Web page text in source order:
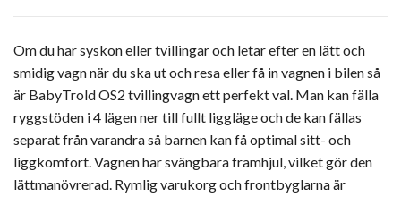
Om du har syskon eller tvillingar och letar efter en lätt och
smidig vagn när du ska ut och resa eller få in vagnen i bilen så
är BabyTrold OS2 tvillingvagn ett perfekt val. Man kan fälla
ryggstöden i 4 lägen ner till fullt liggläge och de kan fällas
separat från varandra så barnen kan få optimal sitt- och
liggkomfort. Vagnen har svängbara framhjul, vilket gör den
lättmanövrerad. Rymlig varukorg och frontbyglarna är